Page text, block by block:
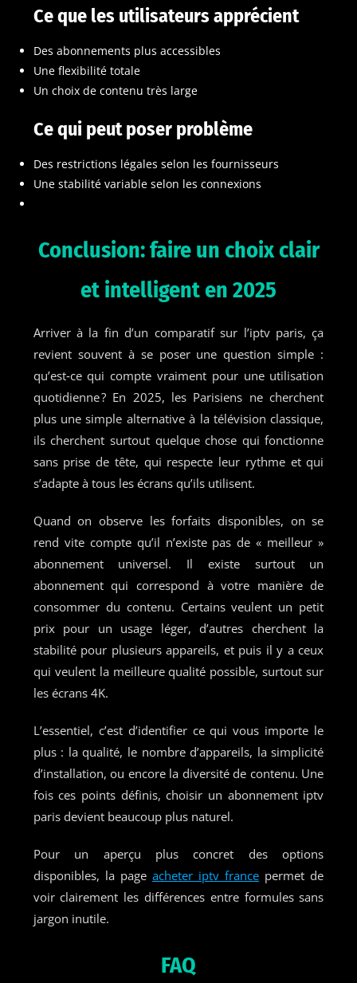
Ce que les utilisateurs apprécient
Des abonnements plus accessibles
Une flexibilité totale
Un choix de contenu très large
Ce qui peut poser problème
Des restrictions légales selon les fournisseurs
Une stabilité variable selon les connexions
Conclusion: faire un choix clair
et intelligent en 2025
Arriver à la fin d’un comparatif sur l’iptv paris, ça
revient souvent à se poser une question simple :
qu’est‑ce qui compte vraiment pour une utilisation
quotidienne ? En 2025, les Parisiens ne cherchent
plus une simple alternative à la télévision classique,
ils cherchent surtout quelque chose qui fonctionne
sans prise de tête, qui respecte leur rythme et qui
s’adapte à tous les écrans qu’ils utilisent.
Quand on observe les forfaits disponibles, on se
rend vite compte qu’il n’existe pas de « meilleur »
abonnement universel. Il existe surtout un
abonnement qui correspond à votre manière de
consommer du contenu. Certains veulent un petit
prix pour un usage léger, d’autres cherchent la
stabilité pour plusieurs appareils, et puis il y a ceux
qui veulent la meilleure qualité possible, surtout sur
les écrans 4K.
L’essentiel, c’est d’identifier ce qui vous importe le
plus : la qualité, le nombre d’appareils, la simplicité
d’installation, ou encore la diversité de contenu. Une
fois ces points définis, choisir un abonnement iptv
paris devient beaucoup plus naturel.
Pour un aperçu plus concret des options
disponibles, la page acheter iptv france permet de
voir clairement les différences entre formules sans
jargon inutile.
FAQ